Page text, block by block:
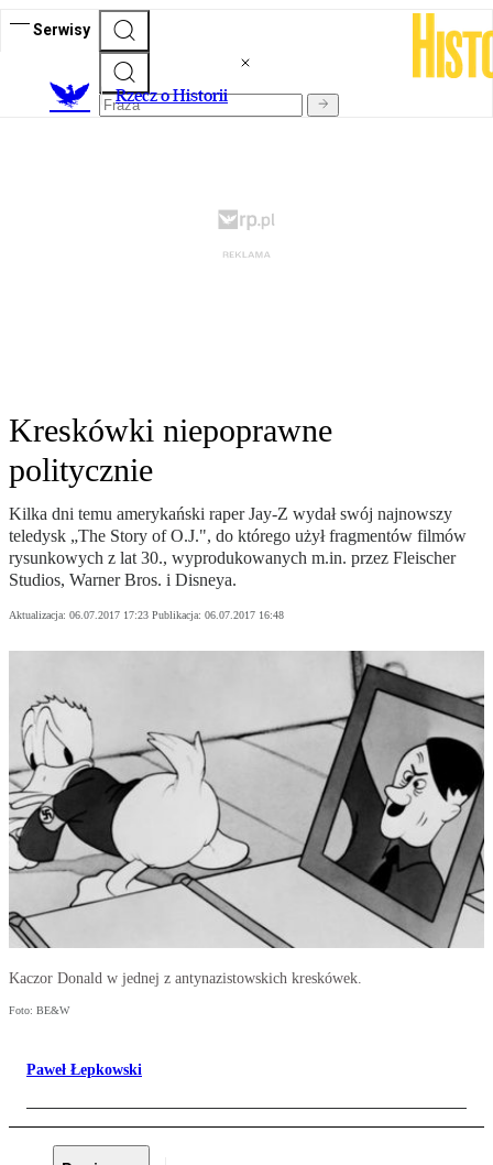
Serwisy
Rzecz o Historii
Kreskówki niepoprawne
politycznie
Kilka dni temu amerykański raper Jay-Z wydał swój najnowszy
teledysk „The Story of O.J.", do którego użył fragmentów filmów
rysunkowych z lat 30., wyprodukowanych m.in. przez Fleischer
Studios, Warner Bros. i Disneya.
Aktualizacja: 06.07.2017 17:23 Publikacja: 06.07.2017 16:48
Kaczor Donald w jednej z antynazistowskich kreskówek.
Foto: BE&W
Paweł Łepkowski